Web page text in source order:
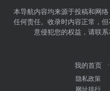
本导航内容均来源于投稿和网
任何责任。收录时内容正常，
意侵犯您的权益，请联系
我的首页
隐私政策
网址排行